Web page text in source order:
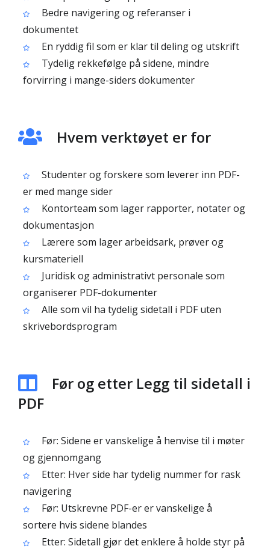
Bedre navigering og referanser i
dokumentet
En ryddig fil som er klar til deling og utskrift
Tydelig rekkefølge på sidene, mindre
forvirring i mange-siders dokumenter
Hvem verktøyet er for
Studenter og forskere som leverer inn PDF-
er med mange sider
Kontorteam som lager rapporter, notater og
dokumentasjon
Lærere som lager arbeidsark, prøver og
kursmateriell
Juridisk og administrativt personale som
organiserer PDF-dokumenter
Alle som vil ha tydelig sidetall i PDF uten
skrivebordsprogram
Før og etter Legg til sidetall i
PDF
Før: Sidene er vanskelige å henvise til i møter
og gjennomgang
Etter: Hver side har tydelig nummer for rask
navigering
Før: Utskrevne PDF-er er vanskelige å
sortere hvis sidene blandes
Etter: Sidetall gjør det enklere å holde styr på